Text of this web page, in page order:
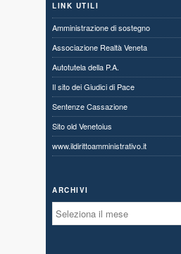
LINK UTILI
Amministrazione di sostegno
Associazione Realtà Veneta
Autotutela della P.A.
Il sito dei Giudici di Pace
Sentenze Cassazione
Sito old Venetoius
www.ildirittoamministrativo.it
ARCHIVI
Archivi